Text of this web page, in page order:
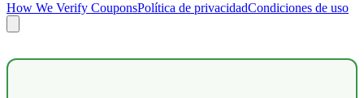
How We Verify CouponsPolítica de privacidadCondiciones de uso